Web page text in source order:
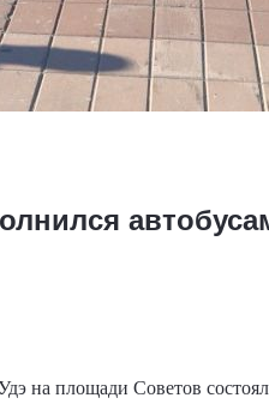
на площади Советов